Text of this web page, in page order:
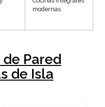
modernas
Pared
de Isla